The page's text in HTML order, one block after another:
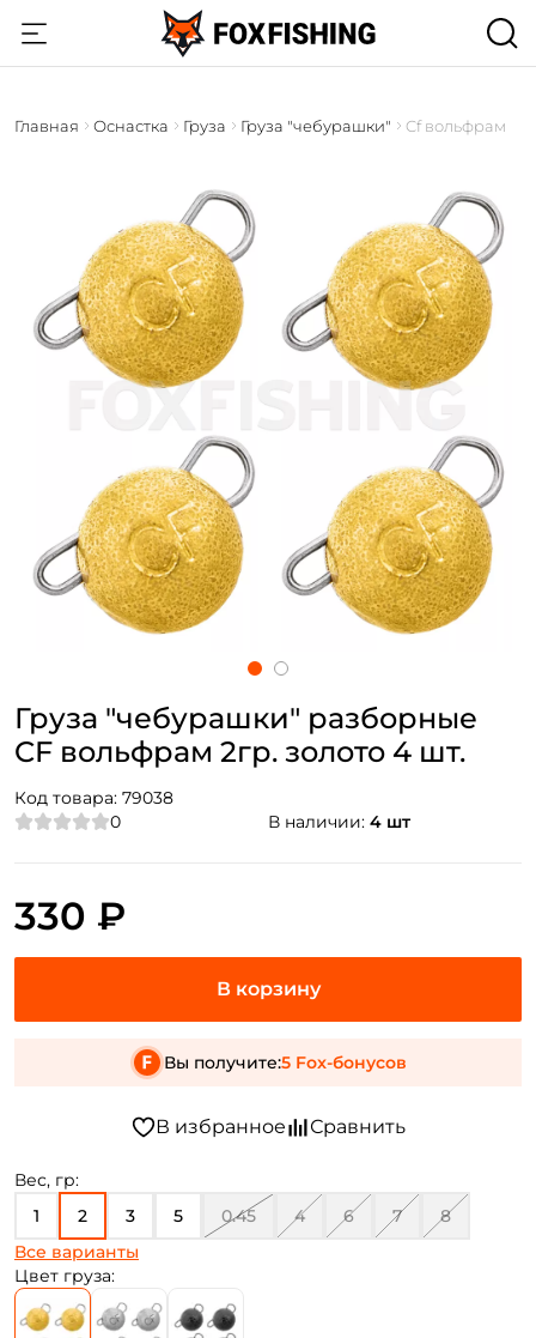
Главная Оснастка Груза Груза "чебурашки" Cf вольфрам
Груза "чебурашки" разборные
CF вольфрам 2гр. золото 4 шт.
Код товара: 79038
0
В наличии: 4 шт
Вес, гр:
1
2 3 5 0.45 4 6 7 8
10
Все варианты
Цвет груза:
330 ₽
Вы получите:5 Fox-бонусов